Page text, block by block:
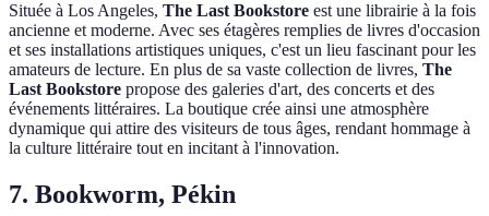
Située à Los Angeles, The Last Bookstore est une librairie à la fois
ancienne et moderne. Avec ses étagères remplies de livres d'occasion
et ses installations artistiques uniques, c'est un lieu fascinant pour les
amateurs de lecture. En plus de sa vaste collection de livres, The
Last Bookstore propose des galeries d'art, des concerts et des
événements littéraires. La boutique crée ainsi une atmosphère
dynamique qui attire des visiteurs de tous âges, rendant hommage à
la culture littéraire tout en incitant à l'innovation.
7. Bookworm, Pékin